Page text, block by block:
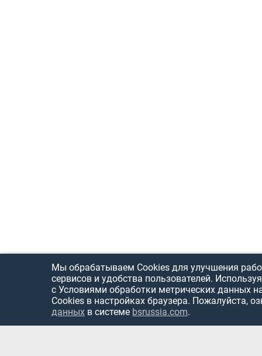
Мы обрабатываем Cookies для улучшения
сервисов и удобства пользователей.
с Условиями обработки метрических данных
Cookies в настройках браузера. Пожалуйста,
данных в системе bsrussia.com.